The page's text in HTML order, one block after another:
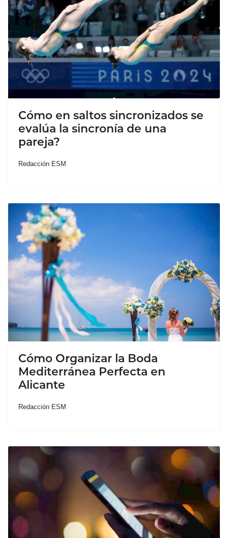
Cómo en saltos sincronizados se
evalúa la sincronía de una
pareja?
Redacción ESM
Cómo Organizar la Boda
Mediterránea Perfecta en
Alicante
Redacción ESM